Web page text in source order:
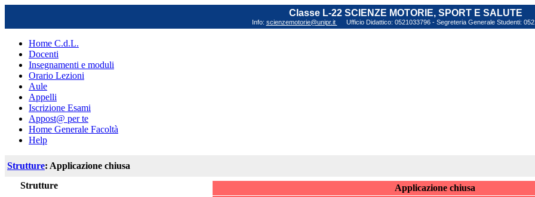
Classe L-22 SCIENZE MOTORIE, SPORT E SALUTE
Info: scienzemotorie@unipr.it Ufficio Didattico: 0521033796 - Segreteria Generale Studenti:
Home C.d.L.
Docenti
Insegnamenti e moduli
Orario Lezioni
Aule
Appelli
Iscrizione Esami
Appost@ per te
Home Generale Facoltà
Help
Strutture: Applicazione chiusa
Strutture
Applicazione chiusa